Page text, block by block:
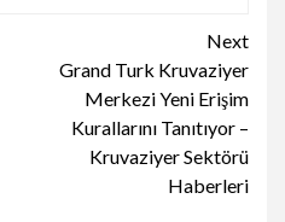
Next
Grand Turk Kruvaziyer
Merkezi Yeni Erişim
Kurallarını Tanıtıyor –
Kruvaziyer Sektörü
Haberleri